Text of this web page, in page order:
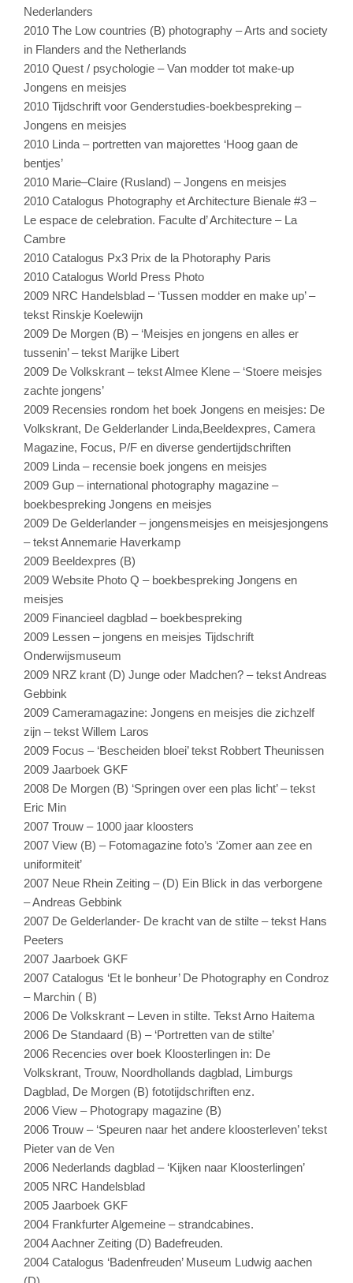
Nederlanders
2010 The Low countries (B) photography – Arts and society
in Flanders and the Netherlands
2010 Quest / psychologie – Van modder tot make-up
Jongens en meisjes
2010 Tijdschrift voor Genderstudies-boekbespreking –
Jongens en meisjes
2010 Linda – portretten van majorettes ‘Hoog gaan de
bentjes’
2010 Marie–Claire (Rusland) – Jongens en meisjes
2010 Catalogus Photography et Architecture Bienale #3 –
Le espace de celebration. Faculte d’ Architecture – La
Cambre
2010 Catalogus Px3 Prix de la Photoraphy Paris
2010 Catalogus World Press Photo
2009 NRC Handelsblad – ‘Tussen modder en make up’ –
tekst Rinskje Koelewijn
2009 De Morgen (B) – ‘Meisjes en jongens en alles er
tussenin’ – tekst Marijke Libert
2009 De Volkskrant – tekst Almee Klene – ‘Stoere meisjes
zachte jongens’
2009 Recensies rondom het boek Jongens en meisjes: De
Volkskrant, De Gelderlander Linda,Beeldexpres, Camera
Magazine, Focus, P/F en diverse gendertijdschriften
2009 Linda – recensie boek jongens en meisjes
2009 Gup – international photography magazine –
boekbespreking Jongens en meisjes
2009 De Gelderlander – jongensmeisjes en meisjesjongens
– tekst Annemarie Haverkamp
2009 Beeldexpres (B)
2009 Website Photo Q – boekbespreking Jongens en
meisjes
2009 Financieel dagblad – boekbespreking
2009 Lessen – jongens en meisjes Tijdschrift
Onderwijsmuseum
2009 NRZ krant (D) Junge oder Madchen? – tekst Andreas
Gebbink
2009 Cameramagazine: Jongens en meisjes die zichzelf
zijn – tekst Willem Laros
2009 Focus – ‘Bescheiden bloei’ tekst Robbert Theunissen
2009 Jaarboek GKF
2008 De Morgen (B) ‘Springen over een plas licht’ – tekst
Eric Min
2007 Trouw – 1000 jaar kloosters
2007 View (B) – Fotomagazine foto’s ‘Zomer aan zee en
uniformiteit’
2007 Neue Rhein Zeiting – (D) Ein Blick in das verborgene
– Andreas Gebbink
2007 De Gelderlander- De kracht van de stilte – tekst Hans
Peeters
2007 Jaarboek GKF
2007 Catalogus ‘Et le bonheur’ De Photography en Condroz
– Marchin ( B)
2006 De Volkskrant – Leven in stilte. Tekst Arno Haitema
2006 De Standaard (B) – ‘Portretten van de stilte’
2006 Recencies over boek Kloosterlingen in: De
Volkskrant, Trouw, Noordhollands dagblad, Limburgs
Dagblad, De Morgen (B) fototijdschriften enz.
2006 View – Photograpy magazine (B)
2006 Trouw – ‘Speuren naar het andere kloosterleven’ tekst
Pieter van de Ven
2006 Nederlands dagblad – ‘Kijken naar Kloosterlingen’
2005 NRC Handelsblad
2005 Jaarboek GKF
2004 Frankfurter Algemeine – strandcabines.
2004 Aachner Zeiting (D) Badefreuden.
2004 Catalogus ‘Badenfreuden’ Museum Ludwig aachen